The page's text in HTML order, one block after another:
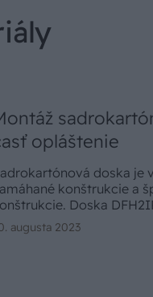
opláštenie
doska je
konštrukcie a
Doska
vyššou relatívnou
menej ako 10 hodín, 100
augusta 2023